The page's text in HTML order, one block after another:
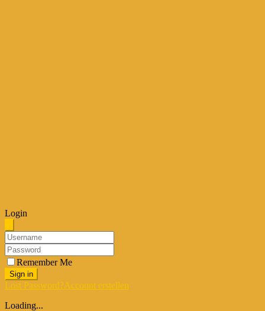
Login
Remember Me
Sign in
Lost Password?Account erstellen
Loading...